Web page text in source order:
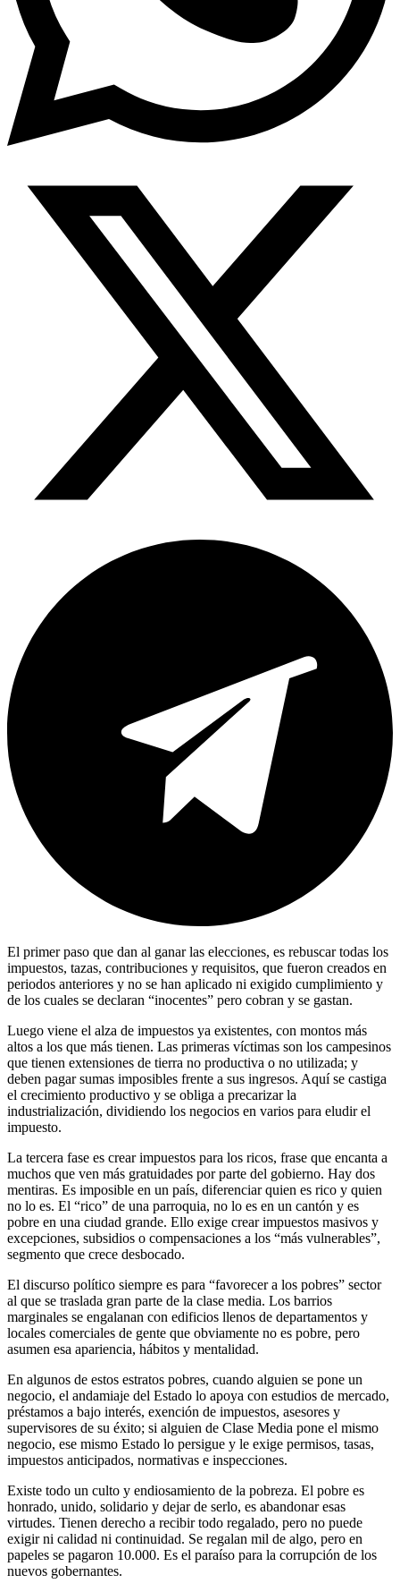
El primer paso que dan al ganar las elecciones, es rebuscar todas los
impuestos, tazas, contribuciones y requisitos, que fueron creados en
periodos anteriores y no se han aplicado ni exigido cumplimiento y
de los cuales se declaran “inocentes” pero cobran y se gastan.
Luego viene el alza de impuestos ya existentes, con montos más
altos a los que más tienen. Las primeras víctimas son los campesinos
que tienen extensiones de tierra no productiva o no utilizada; y
deben pagar sumas imposibles frente a sus ingresos. Aquí se castiga
el crecimiento productivo y se obliga a precarizar la
industrialización, dividiendo los negocios en varios para eludir el
impuesto.
La tercera fase es crear impuestos para los ricos, frase que encanta a
muchos que ven más gratuidades por parte del gobierno. Hay dos
mentiras. Es imposible en un país, diferenciar quien es rico y quien
no lo es. El “rico” de una parroquia, no lo es en un cantón y es
pobre en una ciudad grande. Ello exige crear impuestos masivos y
excepciones, subsidios o compensaciones a los “más vulnerables”,
segmento que crece desbocado.
El discurso político siempre es para “favorecer a los pobres” sector
al que se traslada gran parte de la clase media. Los barrios
marginales se engalanan con edificios llenos de departamentos y
locales comerciales de gente que obviamente no es pobre, pero
asumen esa apariencia, hábitos y mentalidad.
En algunos de estos estratos pobres, cuando alguien se pone un
negocio, el andamiaje del Estado lo apoya con estudios de mercado,
préstamos a bajo interés, exención de impuestos, asesores y
supervisores de su éxito; si alguien de Clase Media pone el mismo
negocio, ese mismo Estado lo persigue y le exige permisos, tasas,
impuestos anticipados, normativas e inspecciones.
Existe todo un culto y endiosamiento de la pobreza. El pobre es
honrado, unido, solidario y dejar de serlo, es abandonar esas
virtudes. Tienen derecho a recibir todo regalado, pero no puede
exigir ni calidad ni continuidad. Se regalan mil de algo, pero en
papeles se pagaron 10.000. Es el paraíso para la corrupción de los
nuevos gobernantes.